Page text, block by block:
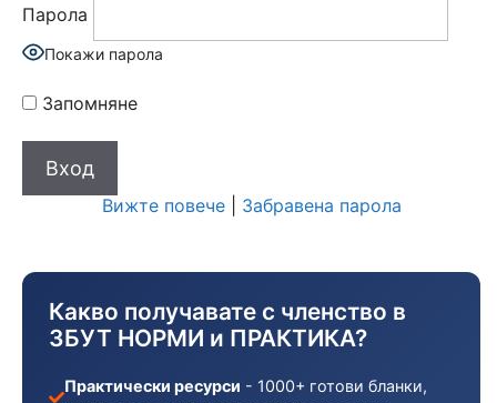
Парола
Покажи парола
Запомняне
Вижте повече| Забравена парола
Какво получавате с членство в
ЗБУТ НОРМИ и ПРАКТИКА?
Практически ресурси - 1000+ готови бланки,